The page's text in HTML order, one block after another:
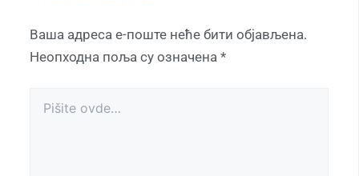
Ваша адреса е-поште неће бити објављена.
Неопходна поља су означена *